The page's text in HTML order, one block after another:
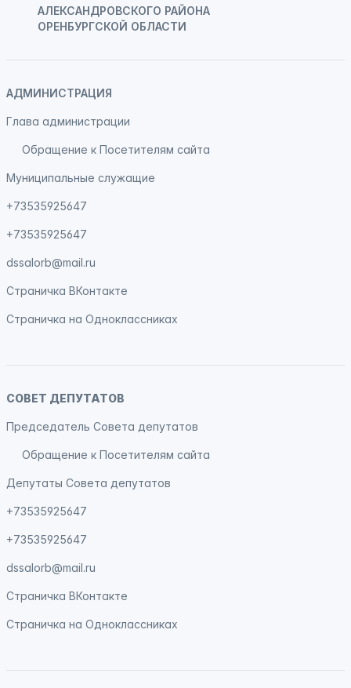
АЛЕКСАНДРОВСКОГО РАЙОНА
ОРЕНБУРГСКОЙ ОБЛАСТИ
АДМИНИСТРАЦИЯ
Глава администрации
Обращение к Посетителям сайта
Муниципальные служащие
+73535925647
+73535925647
dssalorb@mail.ru
Страничка ВКонтакте
Страничка на Одноклассниках
СОВЕТ ДЕПУТАТОВ
Председатель Совета депутатов
Обращение к Посетителям сайта
Депутаты Совета депутатов
+73535925647
+73535925647
dssalorb@mail.ru
Страничка ВКонтакте
Страничка на Одноклассниках